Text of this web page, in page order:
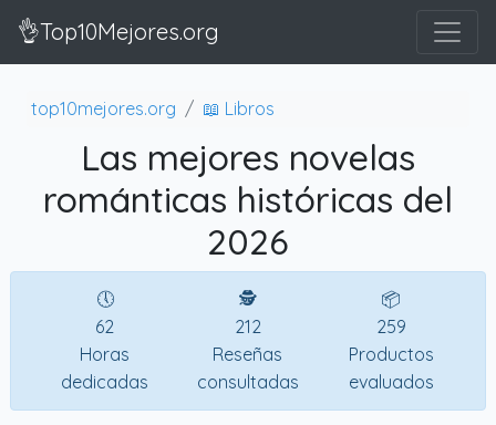
👌Top10Mejores.org
top10mejores.org 📖 Libros
Las mejores novelas
románticas históricas del
2026
🕔
62
Horas
dedicadas
🕵
212
Reseñas
consultadas
📦
259
Productos
evaluados